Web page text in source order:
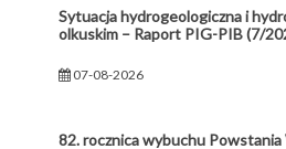
Sytuacja hydrogeologiczna i
olkuskim – Raport PIG-PIB (7/
07-08-2026
82. rocznica wybuchu